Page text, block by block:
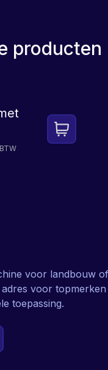
producten
voor landbouw of
voor
toepassing.